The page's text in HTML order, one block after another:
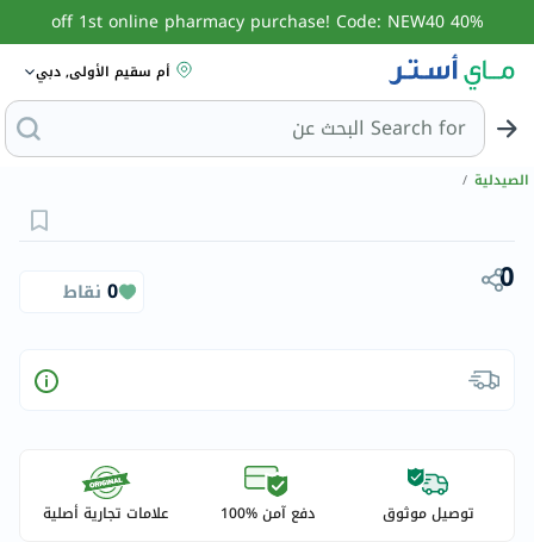
40% off 1st online pharmacy purchase! Code: NEW40
أم سقيم الأولى, دبي
Search for البحث عن مز
الصيدلية /
0
0 نقاط
توصيل موثوق دفع آمن %100 علامات تجارية أصلية